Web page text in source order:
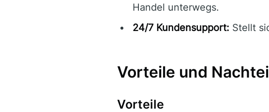
Handel unterwegs.
24/7 Kundensupport: Stellt
Vorteile und
Vorteile